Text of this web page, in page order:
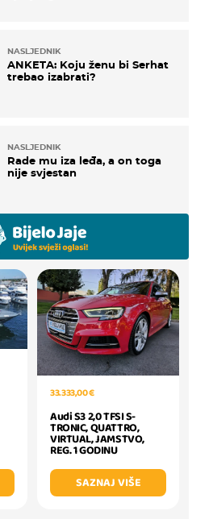
NASLJEDNIK
ANKETA: Koju ženu bi Serhat
trebao izabrati?
NASLJEDNIK
Rade mu iza leđa, a on toga
nije svjestan
33.333,00 €
Audi S3 2,0 TFSI S-
TRONIC, QUATTRO,
VIRTUAL, JAMSTVO,
REG. 1 GODINU
SAZNAJ VIŠE